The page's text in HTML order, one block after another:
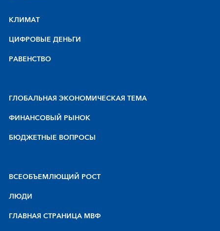
КЛИМАТ
ЦИФРОВЫЕ ДЕНЬГИ
РАВЕНСТВО
ГЛОБАЛЬНАЯ ЭКОНОМИЧЕСКАЯ ТЕМА
ФИНАНСОВЫЙ РЫНОК
БЮДЖЕТНЫЕ ВОПРОСЫ
BCEOБЪEMЛЮЩИЙ POCT
ЛЮДИ
ГЛАВНАЯ СТРАНИЦА МВФ